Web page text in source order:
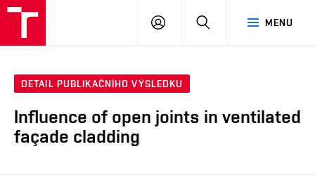
MENU
PŘIHLÁSIT
DETAIL PUBLIKAČNÍHO VÝSLEDKU
Influence of open joints in ventilated
façade cladding